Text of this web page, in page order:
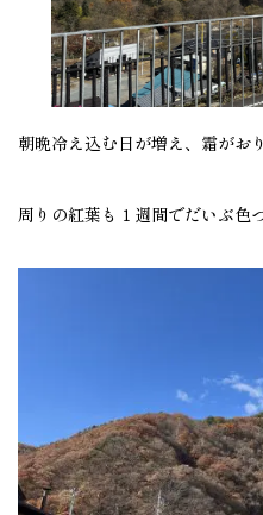
朝晩冷え込む日が増え、霜がお
周りの紅葉も１週間でだいぶ色